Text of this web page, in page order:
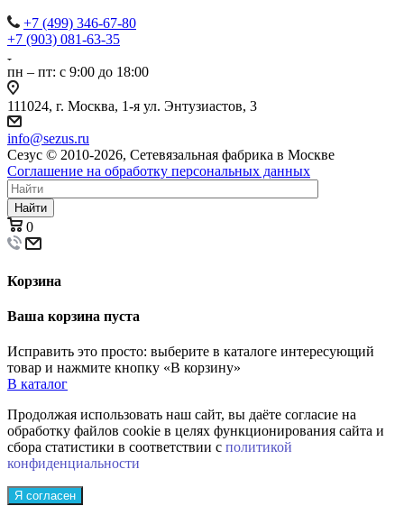
+7 (499) 346-67-80
+7 (903) 081-63-35
пн – пт: с 9:00 до 18:00
111024, г. Москва, 1-я ул. Энтузиастов, 3
info@sezus.ru
Сезус © 2010-2026, Сетевязальная фабрика в Москве
Соглашение на обработку персональных данных
Найти
0
Корзина
Ваша корзина пуста
Исправить это просто: выберите в каталоге интересующий
товар и нажмите кнопку «В корзину»
В каталог
Продолжая использовать наш сайт, вы даёте согласие на
обработку файлов cookie в целях функционирования сайта и
сбора статистики в соответствии с политикой
конфиденциальности
Я согласен